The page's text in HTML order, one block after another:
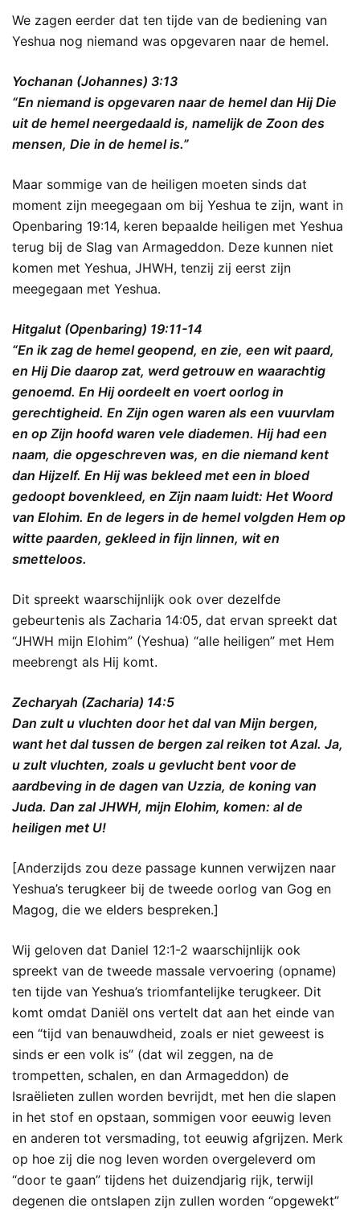
We zagen eerder dat ten tijde van de bediening van
Yeshua nog niemand was opgevaren naar de hemel.
Yochanan (Johannes) 3:13
“En niemand is opgevaren naar de hemel dan Hij Die
uit de hemel neergedaald is, namelijk de Zoon des
mensen, Die in de hemel is.”
Maar sommige van de heiligen moeten sinds dat
moment zijn meegegaan om bij Yeshua te zijn, want in
Openbaring 19:14, keren bepaalde heiligen met Yeshua
terug bij de Slag van Armageddon. Deze kunnen niet
komen met Yeshua, JHWH, tenzij zij eerst zijn
meegegaan met Yeshua.
Hitgalut (Openbaring) 19:11-14
“En ik zag de hemel geopend, en zie, een wit paard,
en Hij Die daarop zat, werd getrouw en waarachtig
genoemd. En Hij oordeelt en voert oorlog in
gerechtigheid. En Zijn ogen waren als een vuurvlam
en op Zijn hoofd waren vele diademen. Hij had een
naam, die opgeschreven was, en die niemand kent
dan Hijzelf. En Hij was bekleed met een in bloed
gedoopt bovenkleed, en Zijn naam luidt: Het Woord
van Elohim. En de legers in de hemel volgden Hem op
witte paarden, gekleed in fijn linnen, wit en
smetteloos.
Dit spreekt waarschijnlijk ook over dezelfde
gebeurtenis als Zacharia 14:05, dat ervan spreekt dat
“JHWH mijn Elohim” (Yeshua) “alle heiligen” met Hem
meebrengt als Hij komt.
Zecharyah (Zacharia) 14:5
Dan zult u vluchten door het dal van Mijn bergen,
want het dal tussen de bergen zal reiken tot Azal. Ja,
u zult vluchten, zoals u gevlucht bent voor de
aardbeving in de dagen van Uzzia, de koning van
Juda. Dan zal JHWH, mijn Elohim, komen: al de
heiligen met U!
[Anderzijds zou deze passage kunnen verwijzen naar
Yeshua’s terugkeer bij de tweede oorlog van Gog en
Magog, die we elders bespreken.]
Wij geloven dat Daniel 12:1-2 waarschijnlijk ook
spreekt van de tweede massale vervoering (opname)
ten tijde van Yeshua’s triomfantelijke terugkeer. Dit
komt omdat Daniël ons vertelt dat aan het einde van
een “tijd van benauwdheid, zoals er niet geweest is
sinds er een volk is” (dat wil zeggen, na de
trompetten, schalen, en dan Armageddon) de
Israëlieten zullen worden bevrijdt, met hen die slapen
in het stof en opstaan, sommigen voor eeuwig leven
en anderen tot versmading, tot eeuwig afgrijzen. Merk
op hoe zij die nog leven worden overgeleverd om
“door te gaan” tijdens het duizendjarig rijk, terwijl
degenen die ontslapen zijn zullen worden “opgewekt”